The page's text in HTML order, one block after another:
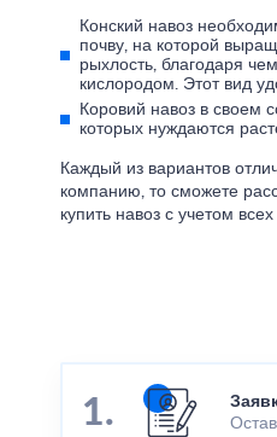
Конский навоз
почву, на которой
рыхлость, благодаря
кислородом. Этот вид
Коровий навоз в своем
которых нуждаются
Каждый из вариантов
компанию, то сможете
купить навоз с учетом